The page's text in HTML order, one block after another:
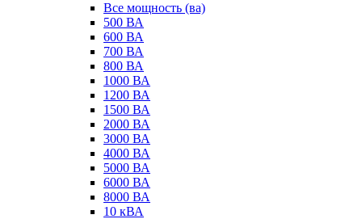
Все мощность (ва)
500 ВА
600 ВА
700 ВА
800 ВА
1000 ВА
1200 ВА
1500 ВА
2000 ВА
3000 ВА
4000 ВА
5000 ВА
6000 ВА
8000 ВА
10 кВА